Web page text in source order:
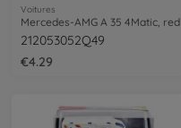
Voitures
Mercedes-AMG A 35 4Matic, red
212053052Q49
€4.29